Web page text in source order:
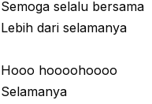
Semoga selalu bersama
Lebih dari selamanya
Hooo hoooohoooo
Selamanya